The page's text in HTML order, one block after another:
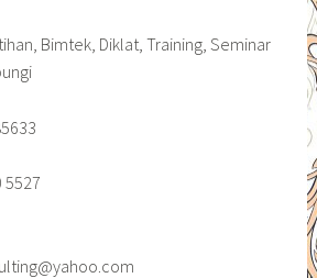
Bimtek, Diklat, Training, Seminar